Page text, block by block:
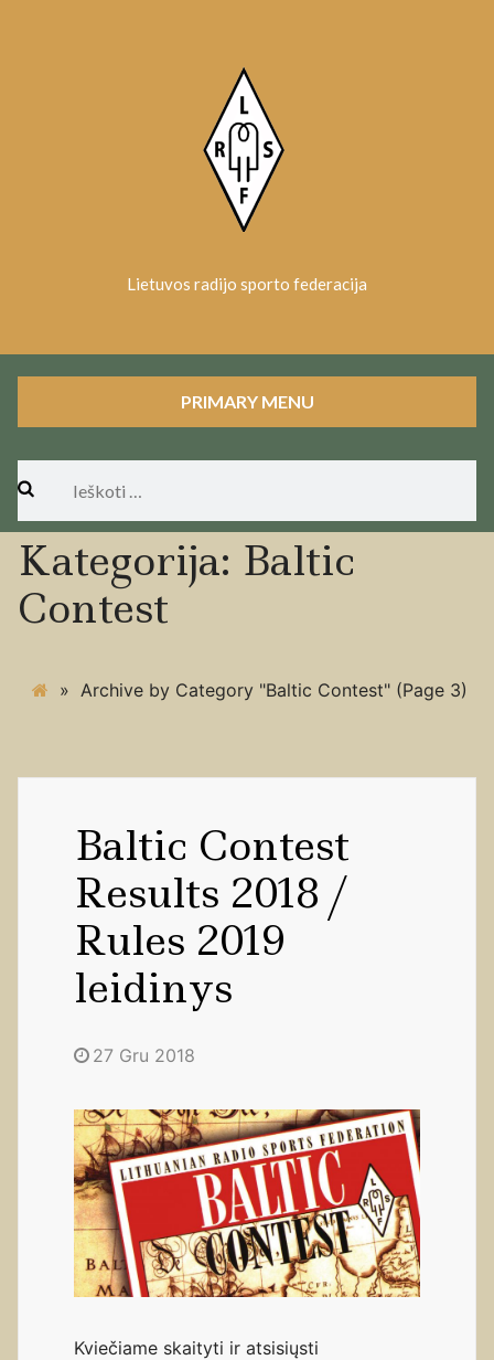
Lietuvos radijo sporto federacija
PRIMARY MENU
Ieškoti:
Kategorija: Baltic
Contest
» Archive by Category "Baltic Contest" (Page 3)
Baltic Contest
Results 2018 /
Rules 2019
leidinys
27 Gru 2018
Kviečiame skaityti ir atsisiųsti